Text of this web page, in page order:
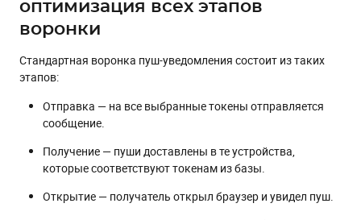
оптимизация всех этапов
воронки
Стандартная воронка пуш-уведомления состоит из таких
этапов:
Отправка — на все выбранные токены отправляется
сообщение.
Получение — пуши доставлены в те устройства,
которые соответствуют токенам из базы.
Открытие — получатель открыл браузер и увидел пуш.